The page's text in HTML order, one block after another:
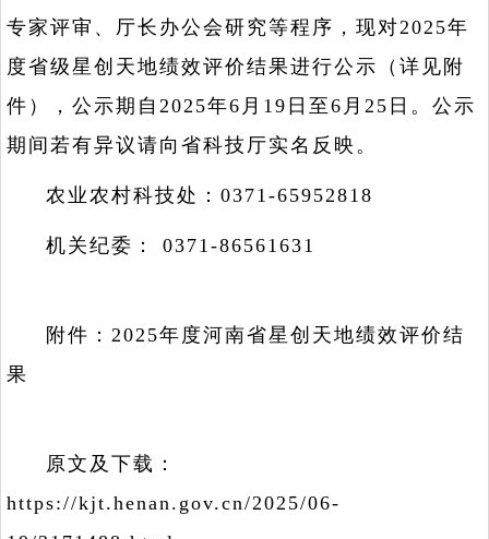
专家评审、厅长办公会研究等程序，现对2025年
度省级星创天地绩效评价结果进行公示（详见附
件），公示期自2025年6月19日至6月25日。公示
期间若有异议请向省科技厅实名反映。
农业农村科技处：0371-65952818
机关纪委： 0371-86561631
附件：2025年度河南省星创天地绩效评价结
果
原文及下载：
https://kjt.henan.gov.cn/2025/06-